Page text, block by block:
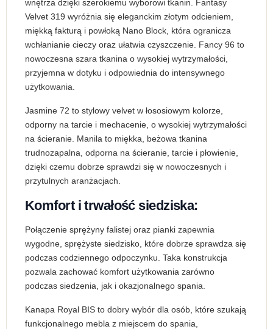
wnętrza dzięki szerokiemu wyborowi tkanin. Fantasy
Velvet 319 wyróżnia się eleganckim złotym odcieniem,
miękką fakturą i powłoką Nano Block, która ogranicza
wchłanianie cieczy oraz ułatwia czyszczenie. Fancy 96 to
nowoczesna szara tkanina o wysokiej wytrzymałości,
przyjemna w dotyku i odpowiednia do intensywnego
użytkowania.
Jasmine 72 to stylowy velvet w łososiowym kolorze,
odporny na tarcie i mechacenie, o wysokiej wytrzymałości
na ścieranie. Manila to miękka, beżowa tkanina
trudnozapalna, odporna na ścieranie, tarcie i płowienie,
dzięki czemu dobrze sprawdzi się w nowoczesnych i
przytulnych aranżacjach.
Komfort i trwałość siedziska:
Połączenie sprężyny falistej oraz pianki zapewnia
wygodne, sprężyste siedzisko, które dobrze sprawdza się
podczas codziennego odpoczynku. Taka konstrukcja
pozwala zachować komfort użytkowania zarówno
podczas siedzenia, jak i okazjonalnego spania.
Kanapa Royal BIS to dobry wybór dla osób, które szukają
funkcjonalnego mebla z miejscem do spania,